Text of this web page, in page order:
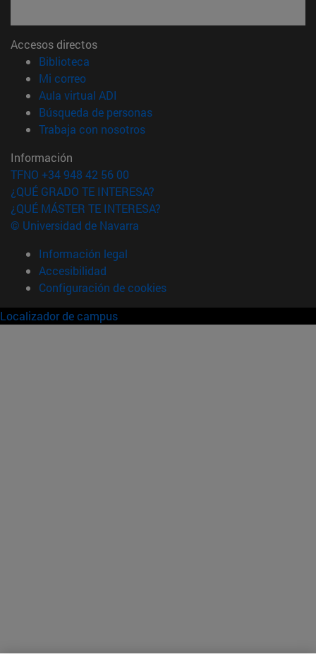
Accesos directos
Biblioteca
Mi correo(abre en nueva ventana)
Aula virtual ADI
Búsqueda de personas(abre en nueva ventana)
Trabaja con nosotros(abre en nueva ventana)
Información
TFNO +34 948 42 56 00
¿QUÉ GRADO TE INTERESA?
¿QUÉ MÁSTER TE INTERESA?
© Universidad de Navarra
Información legal
Accesibilidad
Configuración de cookies
Localizador de campus